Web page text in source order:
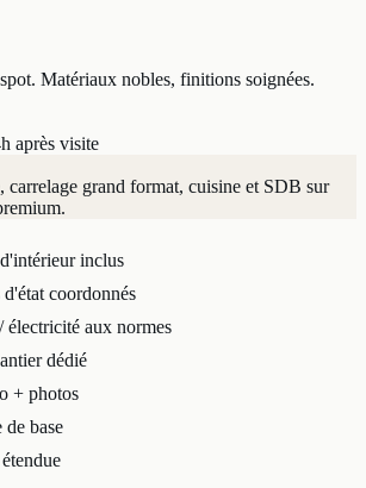
Matériaux nobles, finitions soignées.
après visite
carrelage grand format, cuisine et SDB sur
inclus
coordonnés
électricité aux normes
dédié
+ photos
base